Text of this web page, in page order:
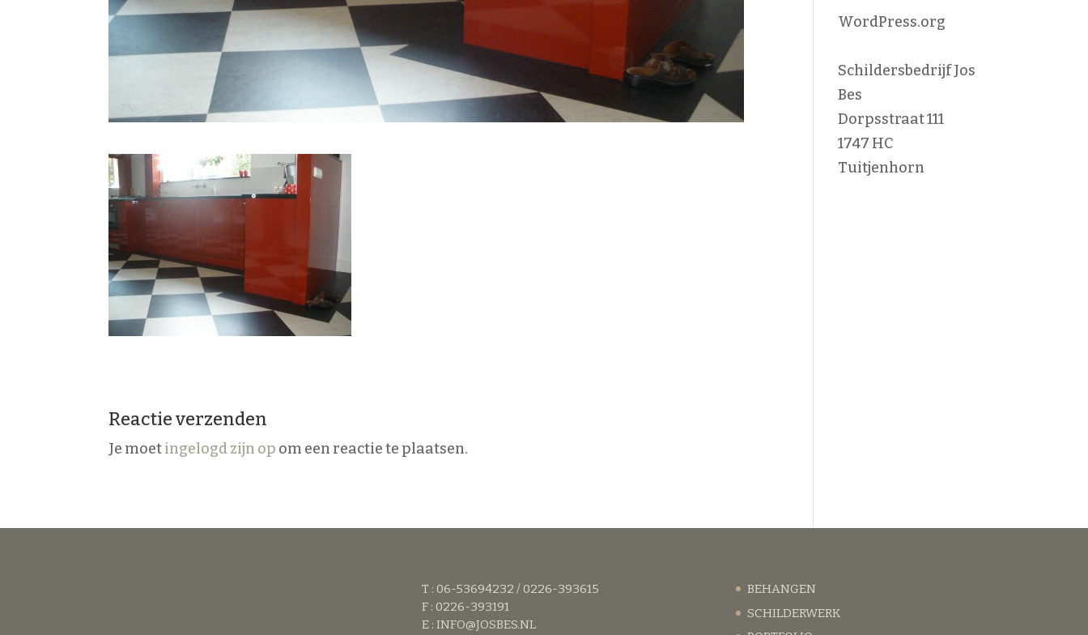
Reactie verzenden
Je moetingelogd zijn op om een reactie te plaatsen.
WordPress.org
Schildersbedrijf Jos
Bes
Dorpsstraat 111
1747 HC
Tuitjenhorn
T : 06-53694232 / 0226-393615
F : 0226-393191
E :INFO@JOSBES.NL
BEHANGEN
SCHILDERWERK